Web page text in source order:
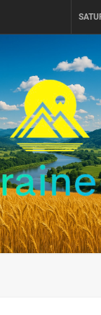
IS
ПО УКРАИНЕ